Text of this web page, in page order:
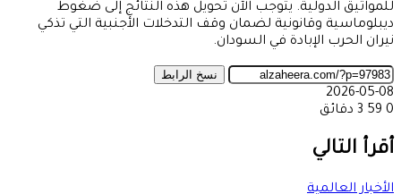
للمواثيق الدولية. يتوجب الآن تحويل هذه النتائج إلى ضغوط
ديبلوماسية وقانونية لضمان وقف التدخلات الأجنبية التي تذكي
نيران الحرب الإبادة في السودان.
نسخ الرابط
2026-05-08
0
3 دقائق
عبر
البريد
أقرأ التالي
الأخبار العالمية